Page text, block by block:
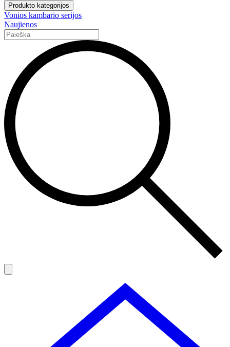
Produkto kategorijos
Vonios kambario serijos
Naujienos